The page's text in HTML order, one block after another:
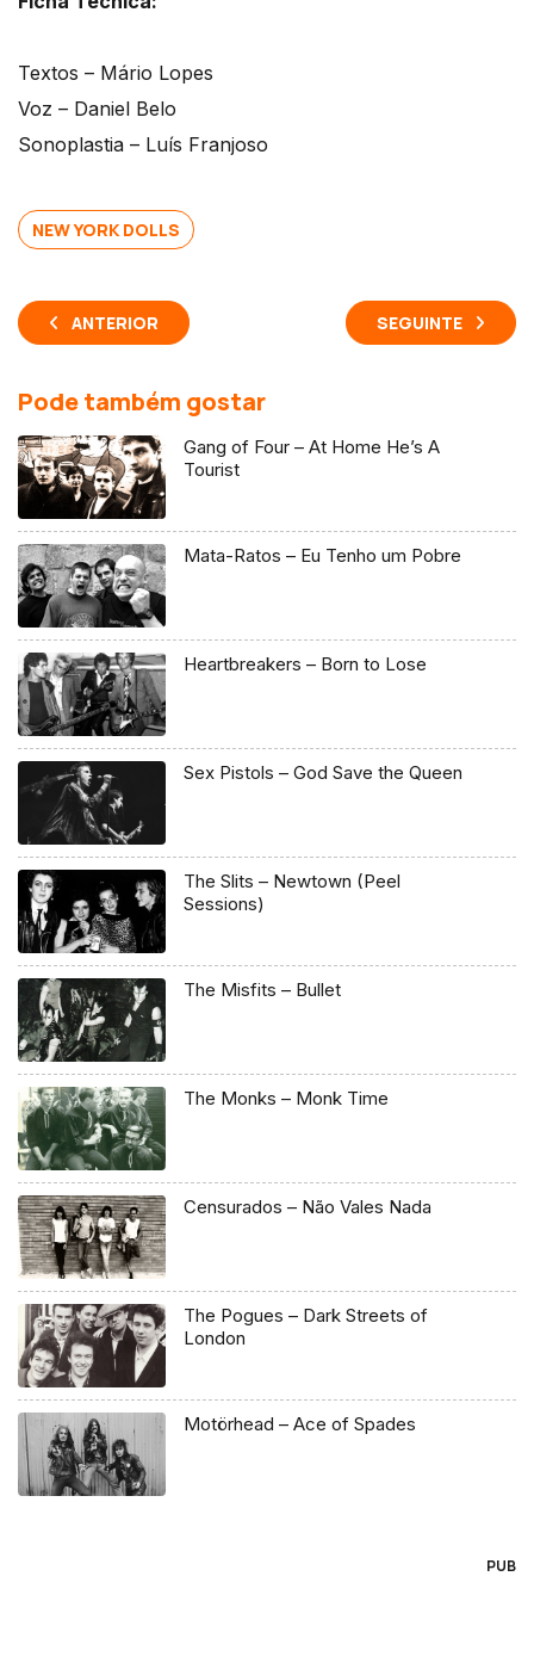
Textos – Mário Lopes
Voz – Daniel Belo
Sonoplastia – Luís Franjoso
NEW YORK DOLLS
ANTERIOR SEGUINTE
Pode também gostar
Gang of Four – At Home He’s A
Tourist
Mata-Ratos – Eu Tenho um Pobre
Heartbreakers – Born to Lose
Sex Pistols – God Save the Queen
The Slits – Newtown (Peel
Sessions)
The Misfits – Bullet
The Monks – Monk Time
Censurados – Não Vales Nada
The Pogues – Dark Streets of
London
Motörhead – Ace of Spades
PUB